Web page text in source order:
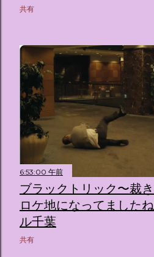
共有
6:53:00 午前
ブラックトリック〜裁
ロケ地になってました
ル千葉
共有